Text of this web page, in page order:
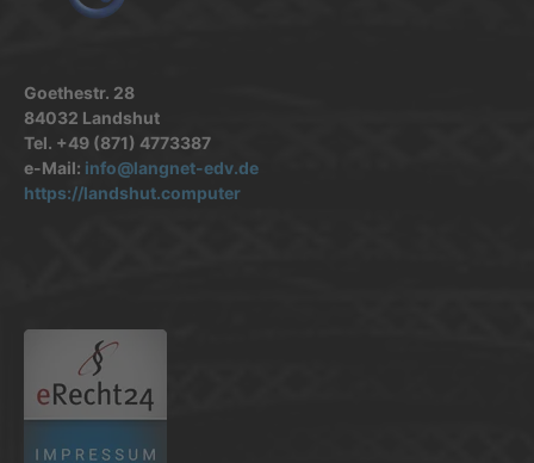
Goethestr. 28
84032 Landshut
Tel. +49 (871) 4773387
e-Mail: info@langnet-edv.de
https://landshut.computer